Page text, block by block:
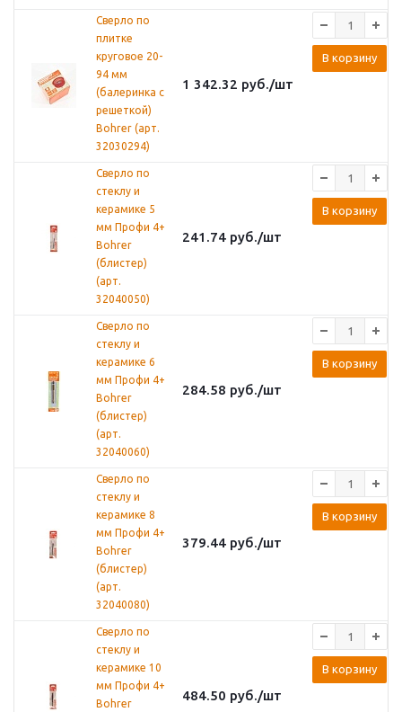
Сверло по
плитке
круговое 20-
94 мм
(балеринка с
решеткой)
Bohrer (арт.
32030294)
1 342.32 руб./шт
В корзину
Сверло по
стеклу и
керамике 5
мм Профи 4+
Bohrer
(блистер)
(арт.
32040050)
241.74 руб./шт
В корзину
Сверло по
стеклу и
керамике 6
мм Профи 4+
Bohrer
(блистер)
(арт.
32040060)
284.58 руб./шт
В корзину
Сверло по
стеклу и
керамике 8
мм Профи 4+
Bohrer
(блистер)
(арт.
32040080)
379.44 руб./шт
В корзину
Сверло по
стеклу и
керамике 10
мм Профи 4+
Bohrer
484.50 руб./шт
В корзину